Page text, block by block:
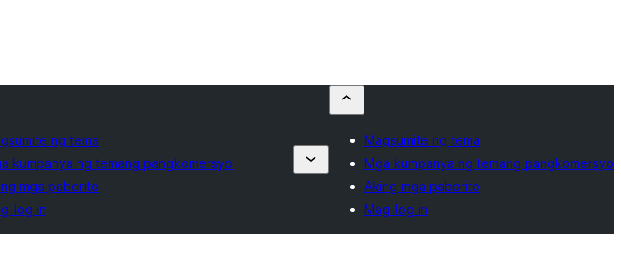
ng tema
kumpanya ng temang pangkomersyo
mga paborito
log in
Magsumite ng tema
Mga kumpanya ng temang pangkomersyo
Aking mga paborito
Mag-log in